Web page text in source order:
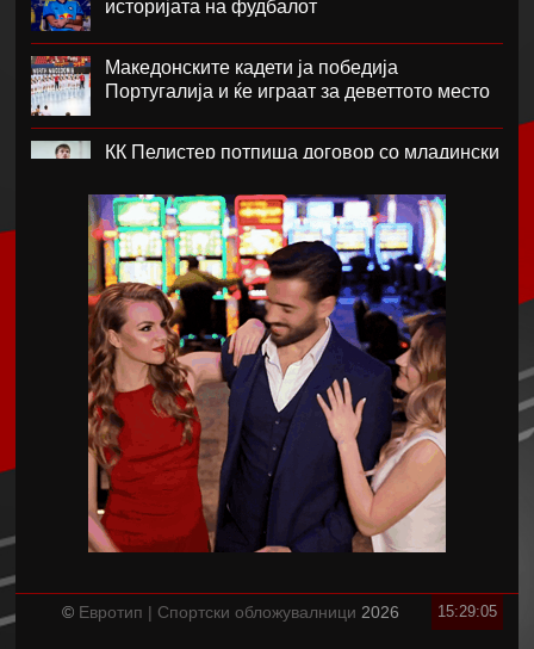
историјата на фудбалот
Македонските кадети ја победија
Португалија и ќе играат за деветтото место
КК Пелистер потпиша договор со младински
Магнес Аклиуш официјално претставен во
Париз
Мики ван де Вен се согласи на нов договор
со Тотенхем
Лина Ѓорческа го заврши настапот во
Лајпциг
Барса и Сити почнаа преговори за Родри,
испратена и првата понуда
поддршка на Инфантино
15:29:05
© Евротип | Спортски обложувалници 2026